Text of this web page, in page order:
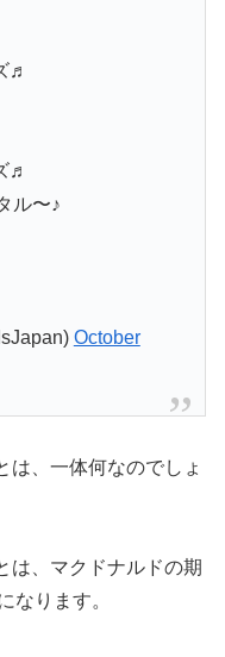
♬
♬
ル〜♪
October
は、一体何なのでしょ
は、マクドナルドの期
なります。